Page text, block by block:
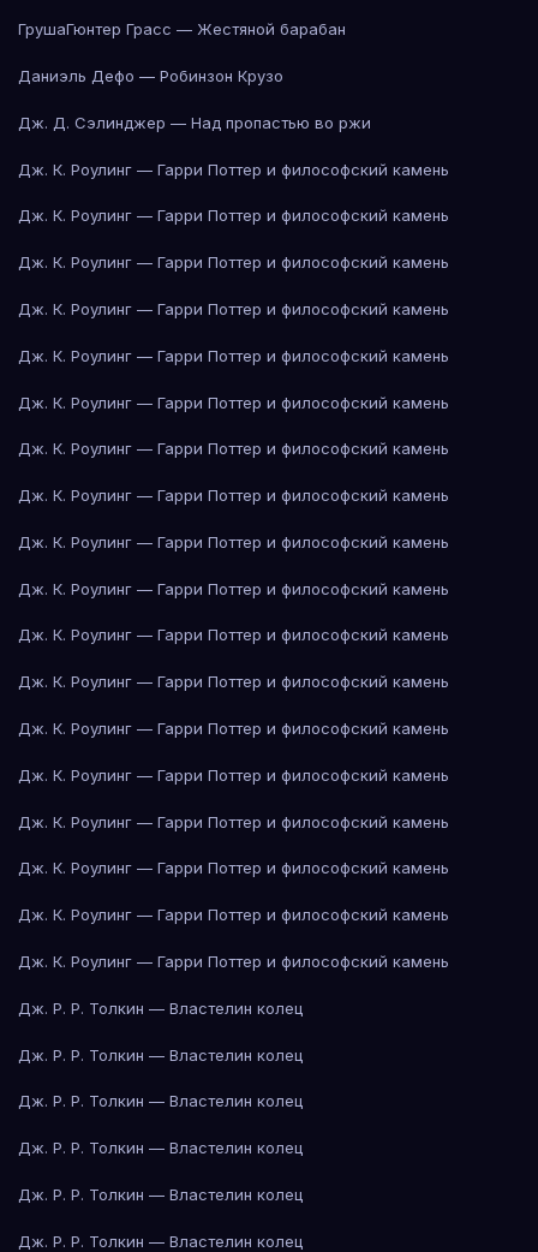
ГрушаГюнтер Грасс — Жестяной барабан
Даниэль Дефо — Робинзон Крузо
Дж. Д. Сэлинджер — Над пропастью во ржи
Дж. К. Роулинг — Гарри Поттер и философский камень
Дж. К. Роулинг — Гарри Поттер и философский камень
Дж. К. Роулинг — Гарри Поттер и философский камень
Дж. К. Роулинг — Гарри Поттер и философский камень
Дж. К. Роулинг — Гарри Поттер и философский камень
Дж. К. Роулинг — Гарри Поттер и философский камень
Дж. К. Роулинг — Гарри Поттер и философский камень
Дж. К. Роулинг — Гарри Поттер и философский камень
Дж. К. Роулинг — Гарри Поттер и философский камень
Дж. К. Роулинг — Гарри Поттер и философский камень
Дж. К. Роулинг — Гарри Поттер и философский камень
Дж. К. Роулинг — Гарри Поттер и философский камень
Дж. К. Роулинг — Гарри Поттер и философский камень
Дж. К. Роулинг — Гарри Поттер и философский камень
Дж. К. Роулинг — Гарри Поттер и философский камень
Дж. К. Роулинг — Гарри Поттер и философский камень
Дж. К. Роулинг — Гарри Поттер и философский камень
Дж. К. Роулинг — Гарри Поттер и философский камень
Дж. Р. Р. Толкин — Властелин колец
Дж. Р. Р. Толкин — Властелин колец
Дж. Р. Р. Толкин — Властелин колец
Дж. Р. Р. Толкин — Властелин колец
Дж. Р. Р. Толкин — Властелин колец
Дж. Р. Р. Толкин — Властелин колец